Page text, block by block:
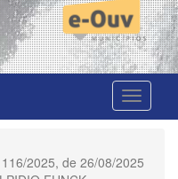
2025, de 26/08/2025